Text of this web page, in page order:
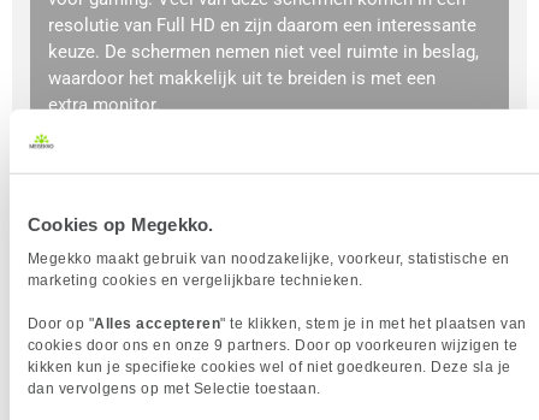
Cookies op Megekko.
Megekko maakt gebruik van noodzakelijke, voorkeur, statistische en
marketing cookies en vergelijkbare technieken.
Door op "Alles accepteren" te klikken, stem je in met het plaatsen van
cookies door ons en onze 9 partners. Door op voorkeuren wijzigen te
kikken kun je specifieke cookies wel of niet goedkeuren. Deze sla je
dan vervolgens op met Selectie toestaan.
resolutie van Full HD en zijn daarom een interessante
keuze. De schermen nemen niet veel ruimte in beslag,
waardoor het makkelijk uit te breiden is met een
extra monitor.
BEKIJK HIER